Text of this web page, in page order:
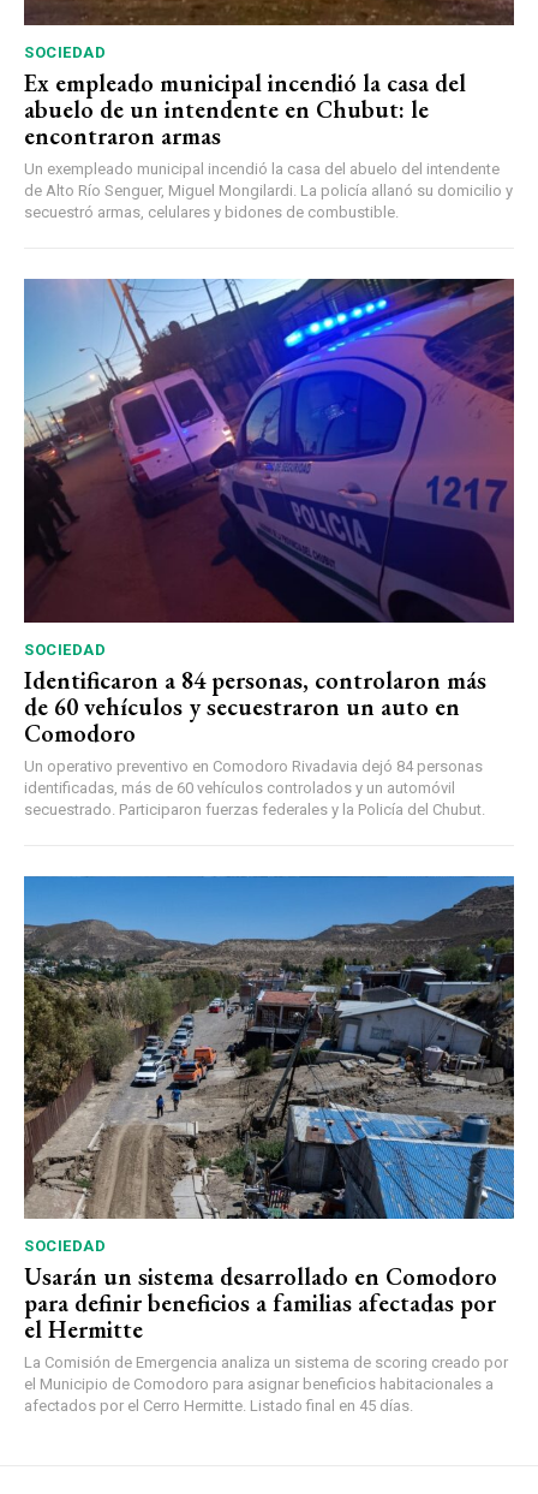
SOCIEDAD
Ex empleado municipal incendió la casa del
abuelo de un intendente en Chubut: le
encontraron armas
Un exempleado municipal incendió la casa del abuelo del intendente
de Alto Río Senguer, Miguel Mongilardi. La policía allanó su domicilio y
secuestró armas, celulares y bidones de combustible.
SOCIEDAD
Identificaron a 84 personas, controlaron más
de 60 vehículos y secuestraron un auto en
Comodoro
Un operativo preventivo en Comodoro Rivadavia dejó 84 personas
identificadas, más de 60 vehículos controlados y un automóvil
secuestrado. Participaron fuerzas federales y la Policía del Chubut.
SOCIEDAD
Usarán un sistema desarrollado en Comodoro
para definir beneficios a familias afectadas por
el Hermitte
La Comisión de Emergencia analiza un sistema de scoring creado por
el Municipio de Comodoro para asignar beneficios habitacionales a
afectados por el Cerro Hermitte. Listado final en 45 días.